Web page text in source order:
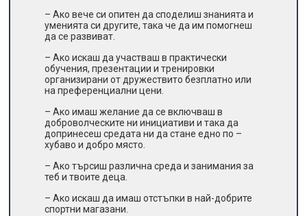
– Ако вече си опитен да споделиш знанията и
уменията си другите, така че да им помогнеш
да се развиват.
– Ако искаш да участваш в практически
обучения, презентации и тренировки
организирани от дружествито безплатно или
на преференциални цени.
– Ако имаш желание да се включваш в
доброволческите ни инициативи и така да
допринесеш средата ни да стане едно по –
хубаво и добро място.
– Ако търсиш различна среда и занимания за
теб и твоите деца.
– Ако искаш да имаш отстъпки в най-добрите
спортни магазани.